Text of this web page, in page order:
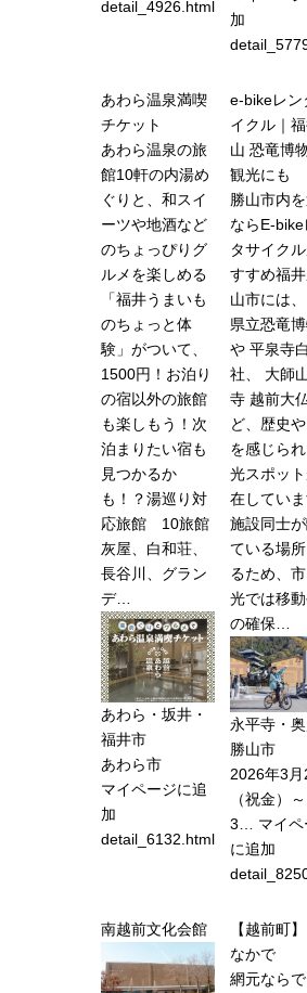
detail_4926.html
加
あわら温泉満喫
チケット
あわら温泉の旅
館10軒の内湯め
ぐりと、和スイ
ーツや地酒など
のちょっぴりグ
ルメを楽しめる
「福井うまいも
のちょっと体
験」がついて、
1500円！お泊り
の宿以外の旅館
も楽しもう！次
泊まりたい宿も
見つかるか
も！？湯巡り対
応旅館 10旅館
灰屋、白和荘、
長谷川、グラン
デ…
あわら・坂井・
福井市
あわら市
マイページに追
加
detail_6132.html
e-bikeレン
イクル｜
山 恐竜博
観光にも
勝山市内
ならE-
タサイク
すすめ福
山市には
県立恐竜
や 平泉寺
社、 大師
寺 越前大
ど、歴史
を感じら
光スポッ
在してい
施設同士
ている場
るため、
光では移
の確保…
永平寺・
勝山市
2026年3
（祝金）
3…
マイ
に追加
南越前文化会館
【越前町
なかで
網元なら